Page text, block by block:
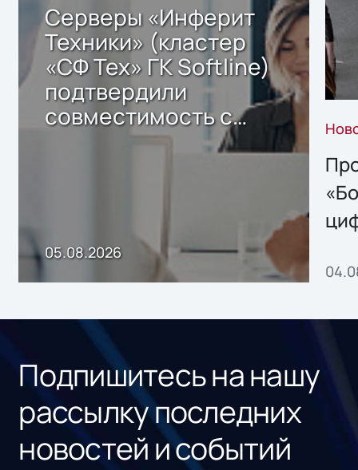
Серверы «Инферит
Техники» (кластер
«СФ Тех» ГК Softline)
подтвердили
совместимость с
решением Sharx
05.08.2026
Подпишитесь на нашу
рассылку последних
новостей и событий